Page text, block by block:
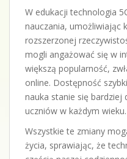
W edukacji technologia
nauczania, umożliwiając
rozszerzonej
mogli angażować się w
większą popularność,
online. Dostępność
nauka stanie się bardziej
uczniów w każdym wieku.
Wszystkie te zmiany
życia, sprawiając, że